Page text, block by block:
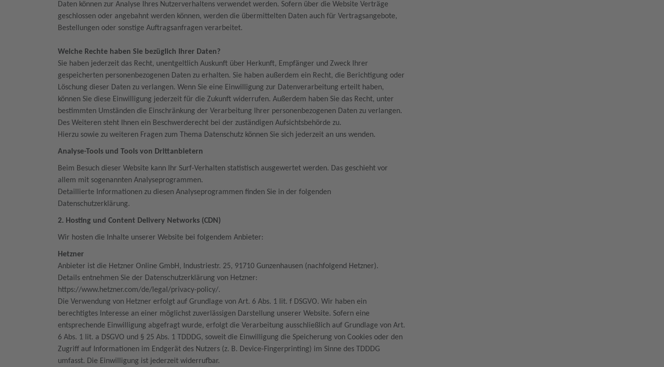
Daten können zur Analyse Ihres Nutzerverhaltens verwendet werden. Sofern über die Website Verträge
geschlossen oder angebahnt werden können, werden die übermittelten Daten auch für Vertragsangebote,
Bestellungen oder sonstige Auftragsanfragen verarbeitet.
Welche Rechte haben Sie bezüglich Ihrer Daten?
Sie haben jederzeit das Recht, unentgeltlich Auskunft über Herkunft, Empfänger und Zweck Ihrer
gespeicherten personenbezogenen Daten zu erhalten. Sie haben außerdem ein Recht, die Berichtigung oder
Löschung dieser Daten zu verlangen. Wenn Sie eine Einwilligung zur Datenverarbeitung erteilt haben,
können Sie diese Einwilligung jederzeit für die Zukunft widerrufen. Außerdem haben Sie das Recht, unter
bestimmten Umständen die Einschränkung der Verarbeitung Ihrer personenbezogenen Daten zu verlangen.
Des Weiteren steht Ihnen ein Beschwerderecht bei der zuständigen Aufsichtsbehörde zu.
Hierzu sowie zu weiteren Fragen zum Thema Datenschutz können Sie sich jederzeit an uns wenden.
Analyse-Tools und Tools von Drittanbietern
Beim Besuch dieser Website kann Ihr Surf-Verhalten statistisch ausgewertet werden. Das geschieht vor
allem mit sogenannten Analyseprogrammen.
Detaillierte Informationen zu diesen Analyseprogrammen finden Sie in der folgenden
Datenschutzerklärung.
2. Hosting und Content Delivery Networks (CDN)
Wir hosten die Inhalte unserer Website bei folgendem Anbieter:
Hetzner
Anbieter ist die Hetzner Online GmbH, Industriestr. 25, 91710 Gunzenhausen (nachfolgend Hetzner).
Details entnehmen Sie der Datenschutzerklärung von Hetzner:
https://www.hetzner.com/de/legal/privacy-policy/.
Die Verwendung von Hetzner erfolgt auf Grundlage von Art. 6 Abs. 1 lit. f DSGVO. Wir haben ein
berechtigtes Interesse an einer möglichst zuverlässigen Darstellung unserer Website. Sofern eine
entsprechende Einwilligung abgefragt wurde, erfolgt die Verarbeitung ausschließlich auf Grundlage von Art.
6 Abs. 1 lit. a DSGVO und § 25 Abs. 1 TDDDG, soweit die Einwilligung die Speicherung von Cookies oder den
Zugriff auf Informationen im Endgerät des Nutzers (z. B. Device-Fingerprinting) im Sinne des TDDDG
umfasst. Die Einwilligung ist jederzeit widerrufbar.